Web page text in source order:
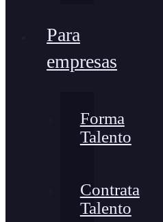
Para
empresas
Forma
Talento
Contrata
Talento